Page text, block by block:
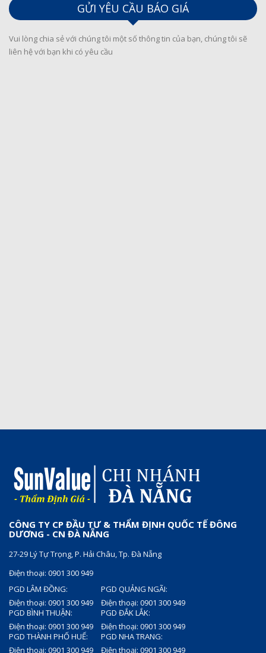
GỬI YÊU CẦU BÁO GIÁ
Vui lòng chia sẻ với chúng tôi một số thông tin của bạn, chúng tôi sẽ
liên hệ với bạn khi có yêu cầu
CÔNG TY CP ĐẦU TƯ & THẨM ĐỊNH QUỐC TẾ ĐÔNG
DƯƠNG - CN ĐÀ NẴNG
27-29 Lý Tự Trọng, P. Hải Châu, Tp. Đà Nẵng
Điện thoại: 0901 300 949
PGD LÂM ĐỒNG:
Điện thoại: 0901 300 949
PGD QUẢNG NGÃI:
Điện thoại: 0901 300 949
PGD BÌNH THUẬN:
Điện thoại: 0901 300 949
PGD ĐẮK LẮK:
Điện thoại: 0901 300 949
PGD THÀNH PHỐ HUẾ:
Điện thoại: 0901 300 949
PGD NHA TRANG:
Điện thoại: 0901 300 949